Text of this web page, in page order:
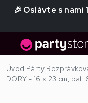
🎉 Oslávte s
Úvod Párty
DORY - 16 x 23 cm, bal.